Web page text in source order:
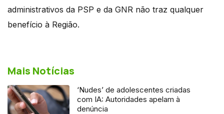
administrativos da PSP e da GNR não traz qualquer
benefício à Região.
Mais Notícias
‘Nudes’ de adolescentes criadas
com IA: Autoridades apelam à
denúncia